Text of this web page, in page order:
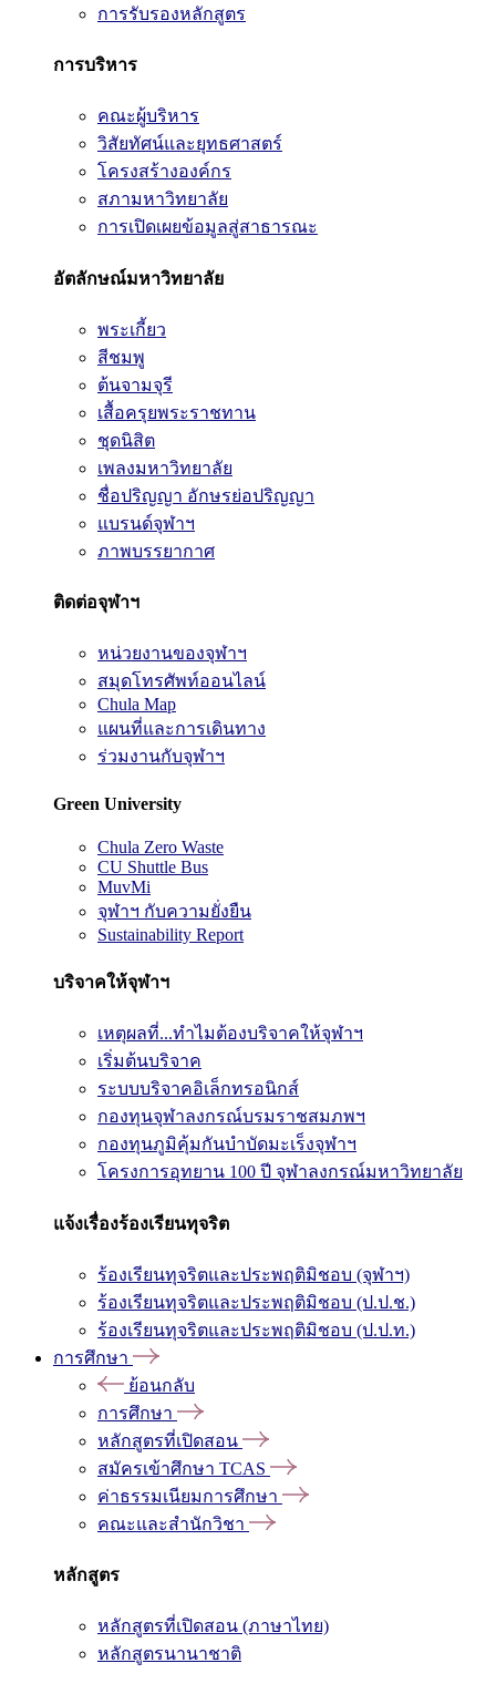
การรับรองหลักสูตร
การบริหาร
คณะผู้บริหาร
วิสัยทัศน์และยุทธศาสตร์
โครงสร้างองค์กร
สภามหาวิทยาลัย
การเปิดเผยข้อมูลสู่สาธารณะ
อัตลักษณ์มหาวิทยาลัย
พระเกี้ยว
สีชมพู
ต้นจามจุรี
เสื้อครุยพระราชทาน
ชุดนิสิต
เพลงมหาวิทยาลัย
ชื่อปริญญา อักษรย่อปริญญา
แบรนด์จุฬาฯ
ภาพบรรยากาศ
ติดต่อจุฬาฯ
หน่วยงานของจุฬาฯ
สมุดโทรศัพท์ออนไลน์
Chula Map
แผนที่และการเดินทาง
ร่วมงานกับจุฬาฯ
Green University
Chula Zero Waste
CU Shuttle Bus
MuvMi
จุฬาฯ กับความยั่งยืน
Sustainability Report
บริจาคให้จุฬาฯ
เหตุผลที่...ทำไมต้องบริจาคให้จุฬาฯ
เริ่มต้นบริจาค
ระบบบริจาคอิเล็กทรอนิกส์
กองทุนจุฬาลงกรณ์บรมราชสมภพฯ
กองทุนภูมิคุ้มกันบำบัดมะเร็งจุฬาฯ
โครงการอุทยาน 100 ปี จุฬาลงกรณ์มหาวิทยาลัย
แจ้งเรื่องร้องเรียนทุจริต
ร้องเรียนทุจริตและประพฤติมิชอบ (จุฬาฯ)
ร้องเรียนทุจริตและประพฤติมิชอบ (ป.ป.ช.)
ร้องเรียนทุจริตและประพฤติมิชอบ (ป.ป.ท.)
การศึกษา
ย้อนกลับ
การศึกษา
หลักสูตรที่เปิดสอน
สมัครเข้าศึกษา TCAS
ค่าธรรมเนียมการศึกษา
คณะและสำนักวิชา
หลักสูตร
หลักสูตรที่เปิดสอน (ภาษาไทย)
หลักสูตรนานาชาติ